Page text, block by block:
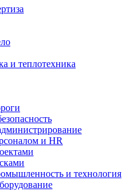
и теплотехника
и HR
и технология